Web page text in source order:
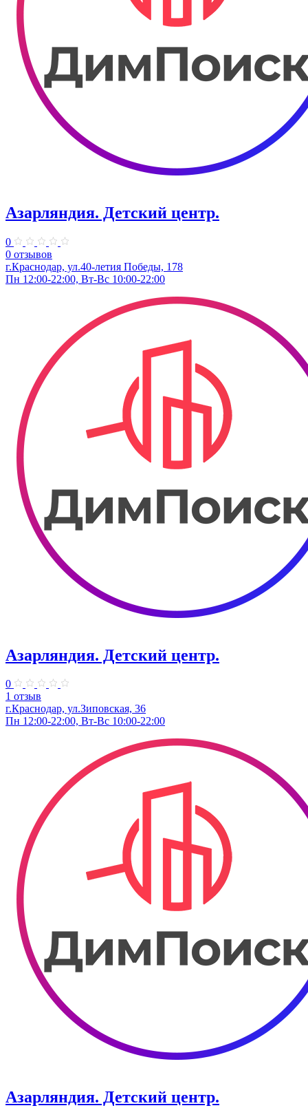
Азарляндия. ​Детский центр.
0
0 отзывов
г.Краснодар, ул.40-летия Победы, 178
Пн 12:00-22:00, Вт-Вс 10:00-22:00
Азарляндия. ​Детский центр.
0
1 отзыв
г.Краснодар, ул.Зиповская, 36
Пн 12:00-22:00, Вт-Вс 10:00-22:00
Азарляндия. ​Детский центр.